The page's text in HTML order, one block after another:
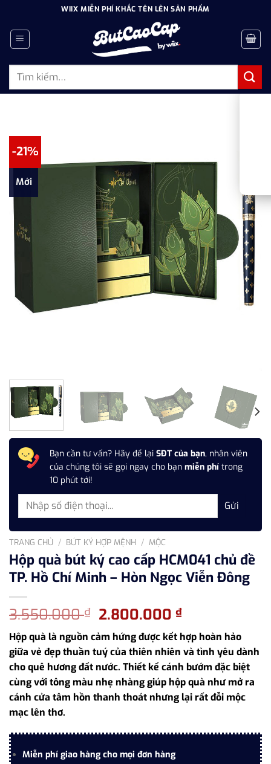
dung
WIIX MIỄN PHÍ KHẮC TÊN LÊN SẢN PHẨM
Tìm
-21%
Mới
Bạn cần tư vấn? Hãy để lại SĐT của bạn, nhân viên
của chúng tôi sẽ gọi ngay cho bạn miễn phí trong
10 phút tới!
TRANG CHỦ / BÚT KÝ HỢP MỆNH / MỘC
Hộp quà bút ký cao cấp HCM041 chủ đề
TP. Hồ Chí Minh – Hòn Ngọc Viễn Đông
3.550.000₫ Giá
gốc
là:
3.550.000 ₫.
2.800.000₫Giá
hiện
tại
là:
2.800.000 ₫.
Hộp quà là nguồn cảm hứng được kết hợp hoàn hảo
giữa vẻ đẹp thuần tuý của thiên nhiên và tình yêu dành
cho quê hương đất nước. Thiết kế cánh bướm đặc biệt
cùng với tông màu nhẹ nhàng giúp hộp quà như mở ra
cánh cửa tâm hồn thanh thoát nhưng lại rất đỗi mộc
mạc lên thơ.
Miễn phí giao hàng cho mọi đơn hàng